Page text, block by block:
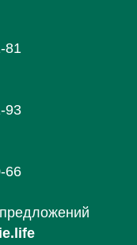
81
93
66